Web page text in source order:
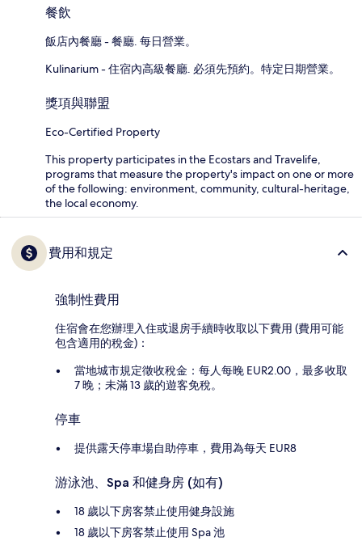
餐飲
飯店內餐廳 - 餐廳. 每日營業。
Kulinarium - 住宿內高級餐廳. 必須先預約。特定日期營業。
獎項與聯盟
Eco-Certified Property
This property participates in the Ecostars and Travelife,
programs that measure the property's impact on one or more
of the following: environment, community, cultural-heritage,
the local economy.
費用和規定
強制性費用
住宿會在您辦理入住或退房手續時收取以下費用 (費用可能
包含適用的稅金)：
當地城市規定徵收稅金：每人每晚 EUR2.00，最多收取
7 晚；未滿 13 歲的遊客免稅。
停車
提供露天停車場自助停車，費用為每天 EUR8
游泳池、Spa 和健身房 (如有)
18 歲以下房客禁止使用健身設施
18 歲以下房客禁止使用 Spa 池